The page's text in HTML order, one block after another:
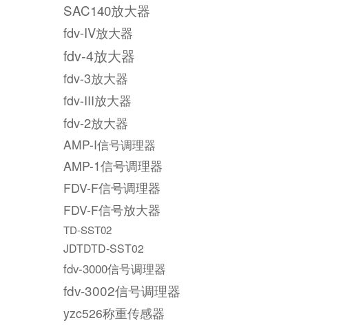
SAC140放大器
fdv-IV放大器
fdv-4放大器
fdv-3放大器
fdv-III放大器
fdv-2放大器
AMP-I信号调理器
AMP-1信号调理器
FDV-F信号调理器
FDV-F信号放大器
TD-SST02
JDTDTD-SST02
fdv-3000信号调理器
fdv-3002信号调理器
yzc526称重传感器